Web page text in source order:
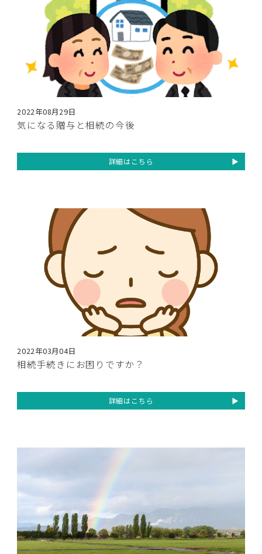
2022年08月29日
気になる贈与と相続の今後
詳細はこちら
2022年03月04日
相続手続きにお困りですか？
詳細はこちら